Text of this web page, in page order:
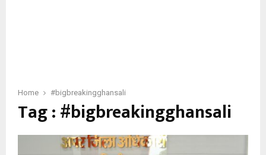
Home #bigbreakingghansali
Tag : #bigbreakingghansali